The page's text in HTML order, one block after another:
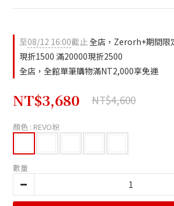
至08/12 16:00截止全店，Zerorh+期間限
現折1500 滿20000現折2500
全店，全館單筆購物滿NT2,000享免運
NT$3,680 NT$4,600
顏色 : REVO粉
數量